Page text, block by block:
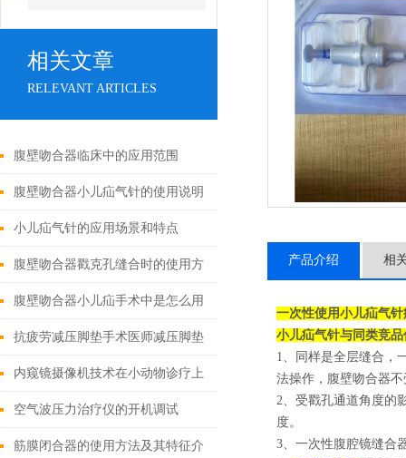
相关文章
RELEVANT ARTICLES
腹壁吻合器临床中的应用范围
腹壁吻合器小儿疝气针的使用说明
小儿疝气针的应用场景和特点
腹壁吻合器戳克孔缝合时的使用方
法
腹壁吻合器小儿疝手术中是怎么用
的
抗疲劳减压脚垫手术医师减压脚垫
的特点
内窥镜摄像机技术在小动物诊疗上
的应用有哪些?
空气波压力治疗仪的开机调试
筋膜闭合器的使用方法及其特征介
产品介绍 相
一次性使用小儿疝气针
小儿疝气针与同类竞
1、同样是全层缝合，
法操作，腹壁吻合器
2、受戳孔通道角度的
度。
3、一次性腹腔镜缝合